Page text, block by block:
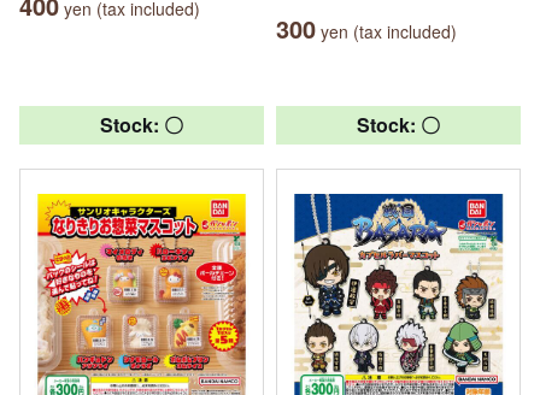
yen (tax included)
300 yen (tax included)
Stock: 〇 Stock: 〇